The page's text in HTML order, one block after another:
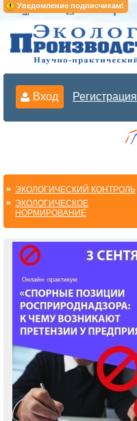
Уведомление подписчикам!
Вход Регистрация
ЭКОЛОГИЧЕСКИЙ КОНТРОЛЬ
ЭКОЛОГИЧЕСКОЕ
НОРМИРОВАНИЕ